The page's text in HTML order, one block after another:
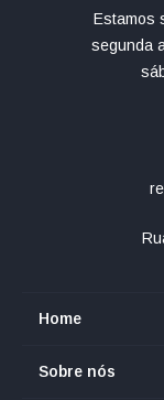
Estamos
segunda
Home
Sobre nós